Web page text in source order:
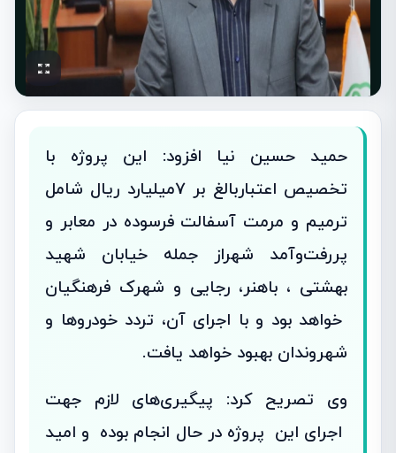
حمید حسین نیا افزود: این پروژه با
تخصیص اعتباربالغ بر 7میلیارد ریال شامل
ترمیم و مرمت آسفالت فرسوده در معابر و
پررفت‌وآمد شهراز جمله خیابان شهید
بهشتی ، باهنر، رجایی و شهرک فرهنگیان
خواهد بود و با اجرای آن، تردد خودروها و
شهروندان بهبود خواهد یافت.
وی تصریح کرد: پیگیری‌های لازم جهت
اجرای این پروژه در حال انجام بوده و امید